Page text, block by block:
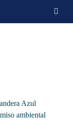
Azul
ambiental